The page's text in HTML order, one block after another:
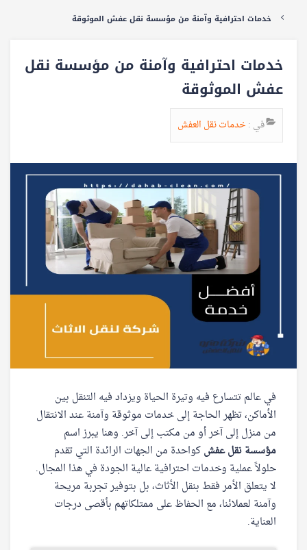
خدمات احترافية وآمنة من مؤسسة نقل عفش الموثوقة
خدمات احترافية وآمنة من مؤسسة نقل
عفش الموثوقة
في : خدمات نقل العفش
في عالم تتسارع فيه وتيرة الحياة ويزداد فيه التنقل بين
الأماكن، تظهر الحاجة إلى خدمات موثوقة وآمنة عند الانتقال
من منزل إلى آخر أو من مكتب إلى آخر. وهنا يبرز اسم
مؤسسة نقل عفشكواحدة من الجهات الرائدة التي تقدم
حلولاً عملية وخدمات احترافية عالية الجودة في هذا المجال.
لا يتعلق الأمر فقط بنقل الأثاث، بل بتوفير تجربة مريحة
وآمنة لعملائنا، مع الحفاظ على ممتلكاتهم بأقصى درجات
العناية.